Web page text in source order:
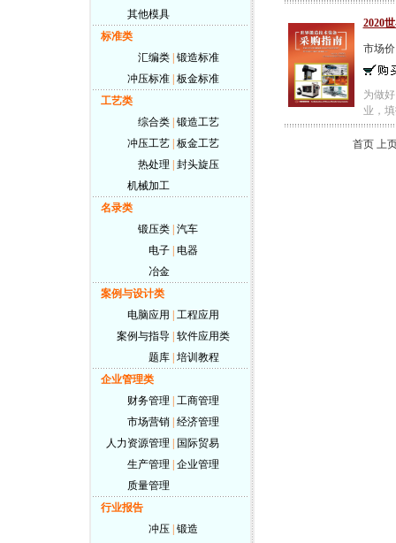
其他模具
标准类
汇编类 锻造标准
冲压标准 板金标准
工艺类
综合类 锻造工艺
冲压工艺 板金工艺
热处理
封头旋压
机械加工
名录类
锻压类 汽车
电子 电器
冶金
案例与设计类
电脑应用
工程应用
案例与指导 软件应用类
题库 培训教程
企业管理类
财务管理
工商管理
市场营销 经济管理
人力资源管理
国际贸易
生产管理
企业管理
质量管理
行业报告
冲压 锻造
2020
市场
为做
业，
首页 上